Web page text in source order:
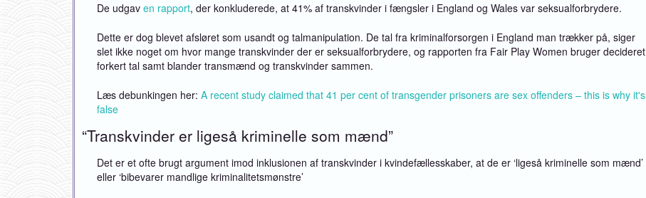
De udgaven rapport, der konkluderede, at 41% af transkvinder i fængsler i England og Wales var seksualforbrydere.
Dette er dog blevet afsløret som usandt og talmanipulation. De tal fra kriminalforsorgen i England man trækker på, siger
slet ikke noget om hvor mange transkvinder der er seksualforbrydere, og rapporten fra Fair Play Women bruger decideret
forkert tal samt blander transmænd og transkvinder sammen.
Læs debunkingen her:A recent study claimed that 41 per cent of transgender prisoners are sex offenders – this is why it's
false
“Transkvinder er ligeså kriminelle som mænd”
Det er et ofte brugt argument imod inklusionen af transkvinder i kvindefællesskaber, at de er ‘ligeså kriminelle som mænd’
eller ‘bibevarer mandlige kriminalitetsmønstre’